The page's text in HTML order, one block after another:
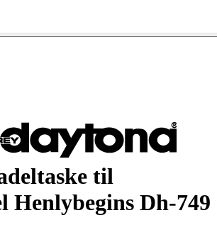
til
Henlybegins Dh-749